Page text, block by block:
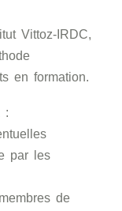
Vittoz-IRDC,
en formation.
:
par les
de